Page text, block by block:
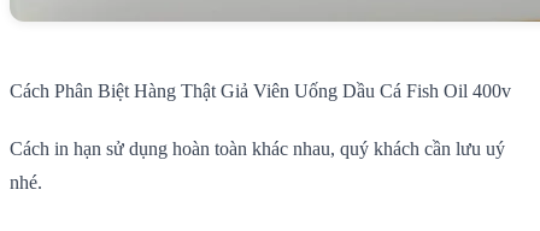
Cách Phân Biệt Hàng Thật Giả Viên Uống Dầu Cá Fish Oil 400v
Cách in hạn sử dụng hoàn toàn khác nhau, quý khách cần lưu uý
nhé.